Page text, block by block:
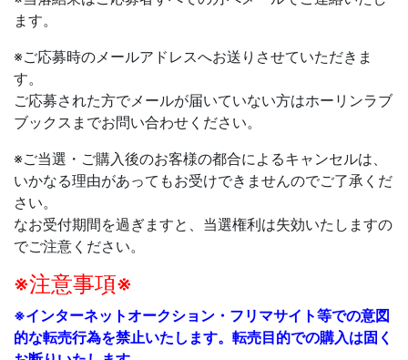
ます。
※ご応募時のメールアドレスへお送りさせていただきま
す。
ご応募された方でメールが届いていない方はホーリンラブ
ブックスまでお問い合わせください。
※ご当選・ご購入後のお客様の都合によるキャンセルは、
いかなる理由があってもお受けできませんのでご了承くだ
さい。
なお受付期間を過ぎますと、当選権利は失効いたしますの
でご注意ください。
※注意事項※
※インターネットオークション・フリマサイト等での意図
的な転売行為を禁止いたします。転売目的での購入は固く